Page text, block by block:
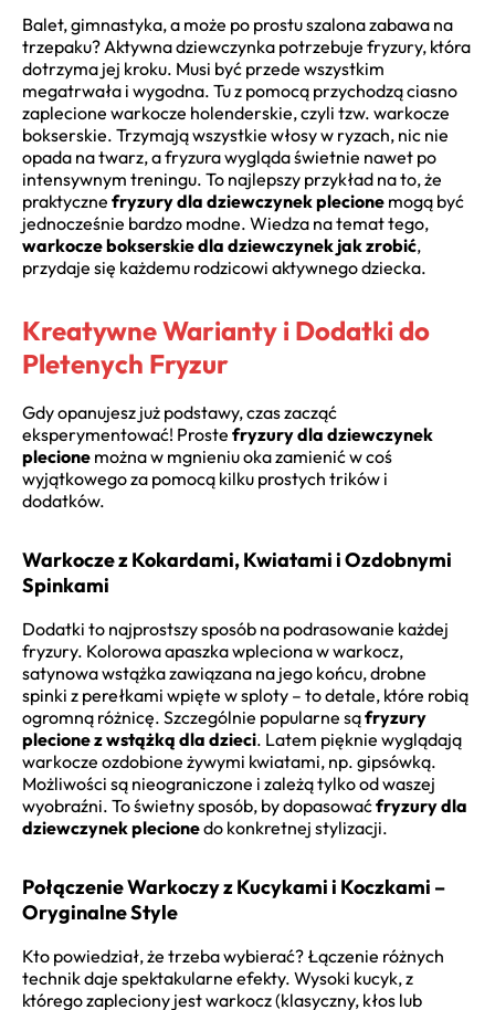
Balet, gimnastyka, a może po prostu szalona zabawa na
trzepaku? Aktywna dziewczynka potrzebuje fryzury, która
dotrzyma jej kroku. Musi być przede wszystkim
megatrwała i wygodna. Tu z pomocą przychodzą ciasno
zaplecione warkocze holenderskie, czyli tzw. warkocze
bokserskie. Trzymają wszystkie włosy w ryzach, nic nie
opada na twarz, a fryzura wygląda świetnie nawet po
intensywnym treningu. To najlepszy przykład na to, że
praktyczne fryzury dla dziewczynek plecione mogą być
jednocześnie bardzo modne. Wiedza na temat tego,
warkocze bokserskie dla dziewczynek jak zrobić,
przydaje się każdemu rodzicowi aktywnego dziecka.
Kreatywne Warianty i Dodatki do
Pletenych Fryzur
Gdy opanujesz już podstawy, czas zacząć
eksperymentować! Proste fryzury dla dziewczynek
plecione można w mgnieniu oka zamienić w coś
wyjątkowego za pomocą kilku prostych trików i
dodatków.
Warkocze z Kokardami, Kwiatami i Ozdobnymi
Spinkami
Dodatki to najprostszy sposób na podrasowanie każdej
fryzury. Kolorowa apaszka wpleciona w warkocz,
satynowa wstążka zawiązana na jego końcu, drobne
spinki z perełkami wpięte w sploty – to detale, które robią
ogromną różnicę. Szczególnie popularne sąfryzury
plecione z wstążką dla dzieci. Latem pięknie wyglądają
warkocze ozdobione żywymi kwiatami, np. gipsówką.
Możliwości są nieograniczone i zależą tylko od waszej
wyobraźni. To świetny sposób, by dopasowaćfryzury dla
dziewczynek plecionedo konkretnej stylizacji.
Połączenie Warkoczy z Kucykami i Koczkami –
Oryginalne Style
Kto powiedział, że trzeba wybierać? Łączenie różnych
technik daje spektakularne efekty. Wysoki kucyk, z
którego zapleciony jest warkocz (klasyczny, kłos lub